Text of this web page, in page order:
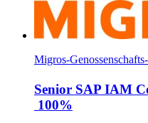
Migros-
Senior SAP IAM
100%